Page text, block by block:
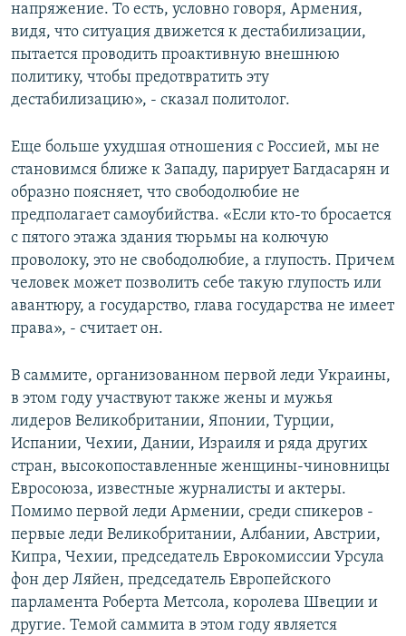
напряжение. То есть, условно говоря, Армения,
видя, что ситуация движется к дестабилизации,
пытается проводить проактивную внешнюю
политику, чтобы предотвратить эту
дестабилизацию», - сказал политолог.
Еще больше ухудшая отношения с Россией, мы не
становимся ближе к Западу, парирует Багдасарян и
образно поясняет, что свободолюбие не
предполагает самоубийства. «Если кто-то бросается
с пятого этажа здания тюрьмы на колючую
проволоку, это не свободолюбие, а глупость. Причем
человек может позволить себе такую глупость или
авантюру, а государство, глава государства не имеет
права», - считает он.
В саммите, организованном первой леди Украины,
в этом году участвуют также жены и мужья
лидеров Великобритании, Японии, Турции,
Испании, Чехии, Дании, Израиля и ряда других
стран, высокопоставленные женщины-чиновницы
Евросоюза, известные журналисты и актеры.
Помимо первой леди Армении, среди спикеров -
первые леди Великобритании, Албании, Австрии,
Кипра, Чехии, председатель Еврокомиссии Урсула
фон дер Ляйен, председатель Европейского
парламента Роберта Метсола, королева Швеции и
другие. Темой саммита в этом году является